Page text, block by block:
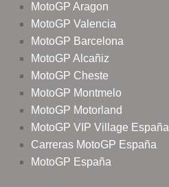
MotoGP Aragon
MotoGP Valencia
MotoGP Barcelona
MotoGP Alcañiz
MotoGP Cheste
MotoGP Montmelo
MotoGP Motorland
MotoGP VIP Village España
Carreras MotoGP España
MotoGP España